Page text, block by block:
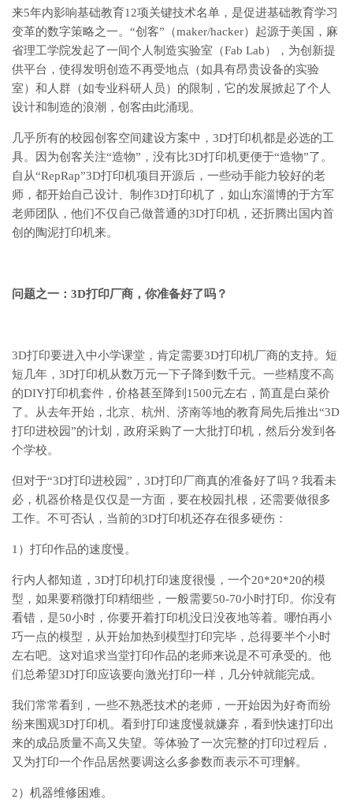
来5年内影响基础教育12项关键技术名单，是促进基础教育学习
变革的数字策略之一。“创客”（maker/hacker）起源于美国，麻
省理工学院发起了一间个人制造实验室（Fab Lab），为创新提
供平台，使得发明创造不再受地点（如具有昂贵设备的实验
室）和人群（如专业科研人员）的限制，它的发展掀起了个人
设计和制造的浪潮，创客由此涌现。
几乎所有的校园创客空间建设方案中，3D打印机都是必选的工
具。因为创客关注“造物”，没有比3D打印机更便于“造物”了。
自从“RepRap”3D打印机项目开源后，一些动手能力较好的老
师，都开始自己设计、制作3D打印机了，如山东淄博的于方军
老师团队，他们不仅自己做普通的3D打印机，还折腾出国内首
创的陶泥打印机来。
问题之一：3D打印厂商，你准备好了吗？
3D打印要进入中小学课堂，肯定需要3D打印机厂商的支持。短
短几年，3D打印机从数万元一下子降到数千元。一些精度不高
的DIY打印机套件，价格甚至降到1500元左右，简直是白菜价
了。从去年开始，北京、杭州、济南等地的教育局先后推出“3D
打印进校园”的计划，政府采购了一大批打印机，然后分发到各
个学校。
但对于“3D打印进校园”，3D打印厂商真的准备好了吗？我看未
必，机器价格是仅仅是一方面，要在校园扎根，还需要做很多
工作。不可否认，当前的3D打印机还存在很多硬伤：
1）打印作品的速度慢。
行内人都知道，3D打印机打印速度很慢，一个20*20*20的模
型，如果要稍微打印精细些，一般需要50-70小时打印。你没有
看错，是50小时，你要开着打印机没日没夜地等着。哪怕再小
巧一点的模型，从开始加热到模型打印完毕，总得要半个小时
左右吧。这对追求当堂打印作品的老师来说是不可承受的。他
们总希望3D打印应该要向激光打印一样，几分钟就能完成。
我们常常看到，一些不熟悉技术的老师，一开始因为好奇而纷
纷来围观3D打印机。看到打印速度慢就嫌弃，看到快速打印出
来的成品质量不高又失望。等体验了一次完整的打印过程后，
又为打印一个作品居然要调这么多参数而表示不可理解。
2）机器维修困难。